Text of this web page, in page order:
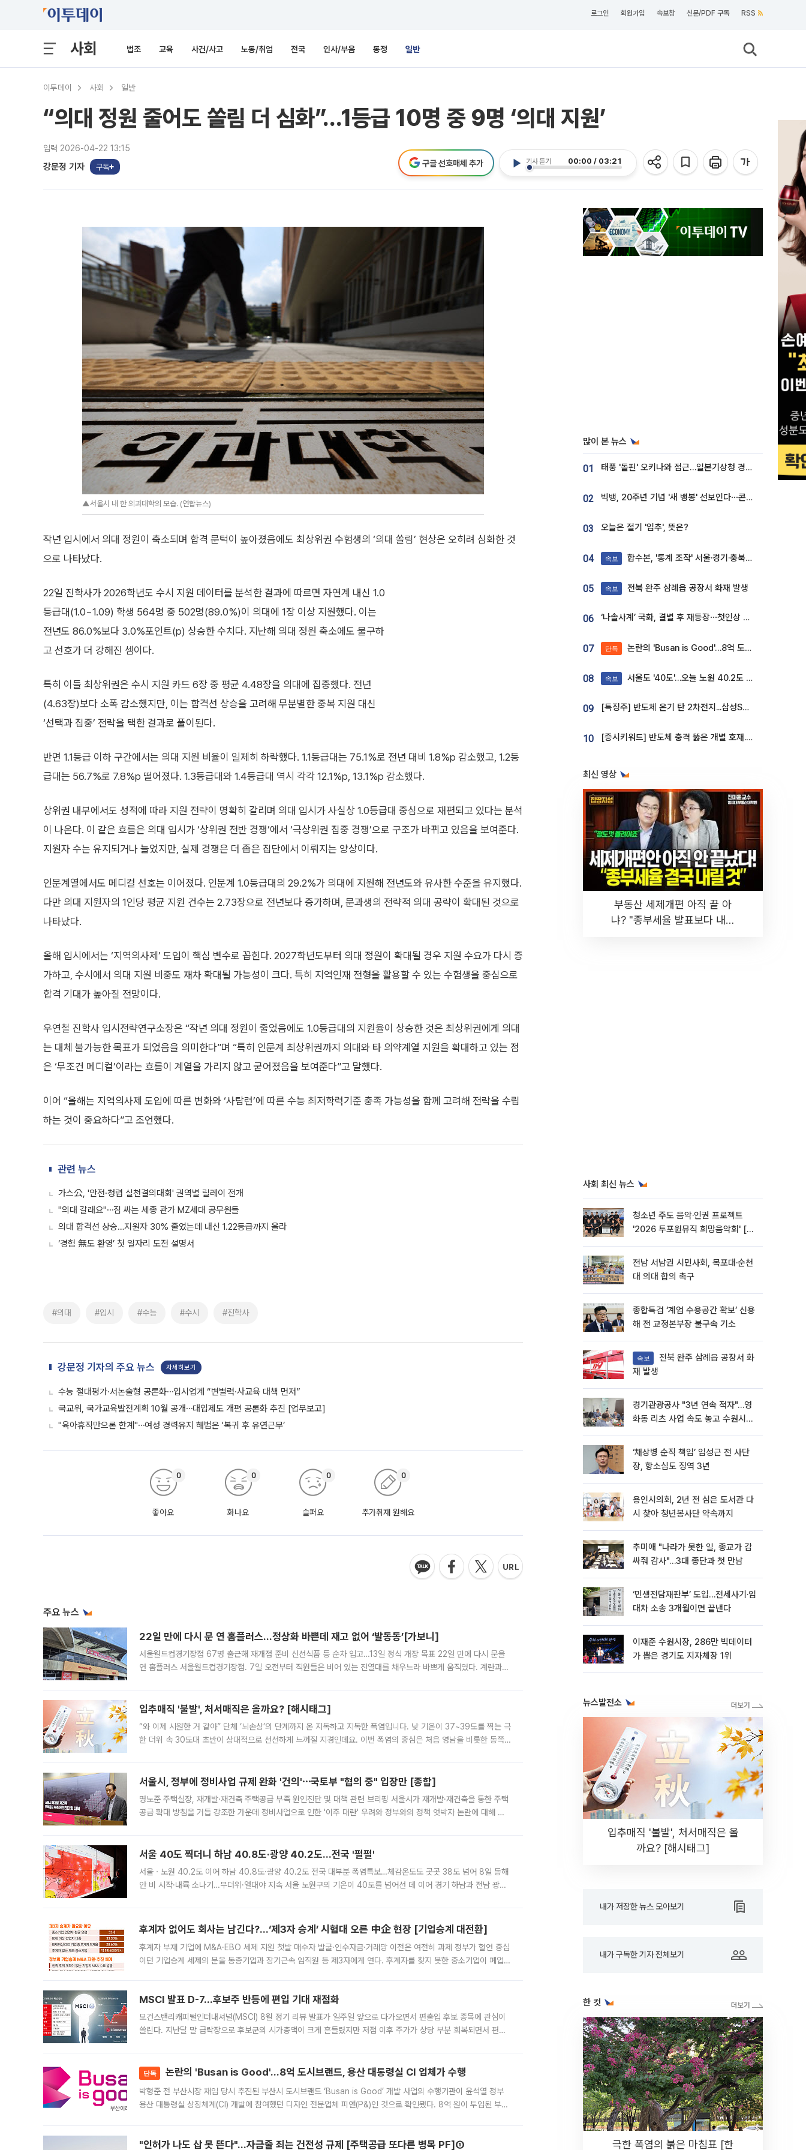
로그인 회원가입 속보창 신문/PDF 구독 RSS
사회 법조 교육 사건/사고 노동/취업 전국 인사/부음 동정 일반
이투데이 사회 일반
“의대 정원 줄어도 쏠림 더 심화”…1등급 10명 중 9명 ‘의대 지원’
입력 2026-04-22 13:15
강문정 기자 구독
기사 듣기 00:00 / 03:21
구글 선호매체 추가
▲서울시 내 한 의과대학의 모습. (연합뉴스)
작년 입시에서 의대 정원이 축소되며 합격 문턱이 높아졌음에도 최상위권 수험생의 ‘의대 쏠림’ 현상은 오히려 심화한 것
으로 나타났다.
22일 진학사가 2026학년도 수시 지원 데이터를 분석한 결과에 따르면 자연계 내신 1.0
등급대(1.0~1.09) 학생 564명 중 502명(89.0%)이 의대에 1장 이상 지원했다. 이는
전년도 86.0%보다 3.0%포인트(p) 상승한 수치다. 지난해 의대 정원 축소에도 불구하
고 선호가 더 강해진 셈이다.
특히 이들 최상위권은 수시 지원 카드 6장 중 평균 4.48장을 의대에 집중했다. 전년
(4.63장)보다 소폭 감소했지만, 이는 합격선 상승을 고려해 무분별한 중복 지원 대신
‘선택과 집중’ 전략을 택한 결과로 풀이된다.
반면 1.1등급 이하 구간에서는 의대 지원 비율이 일제히 하락했다. 1.1등급대는 75.1%로 전년 대비 1.8%p 감소했고, 1.2등
급대는 56.7%로 7.8%p 떨어졌다. 1.3등급대와 1.4등급대 역시 각각 12.1%p, 13.1%p 감소했다.
상위권 내부에서도 성적에 따라 지원 전략이 명확히 갈리며 의대 입시가 사실상 1.0등급대 중심으로 재편되고 있다는 분석
이 나온다. 이 같은 흐름은 의대 입시가 ‘상위권 전반 경쟁’에서 ‘극상위권 집중 경쟁’으로 구조가 바뀌고 있음을 보여준다.
지원자 수는 유지되거나 늘었지만, 실제 경쟁은 더 좁은 집단에서 이뤄지는 양상이다.
인문계열에서도 메디컬 선호는 이어졌다. 인문계 1.0등급대의 29.2%가 의대에 지원해 전년도와 유사한 수준을 유지했다.
다만 의대 지원자의 1인당 평균 지원 건수는 2.73장으로 전년보다 증가하며, 문과생의 전략적 의대 공략이 확대된 것으로
나타났다.
올해 입시에서는 ‘지역의사제’ 도입이 핵심 변수로 꼽힌다. 2027학년도부터 의대 정원이 확대될 경우 지원 수요가 다시 증
가하고, 수시에서 의대 지원 비중도 재차 확대될 가능성이 크다. 특히 지역인재 전형을 활용할 수 있는 수험생을 중심으로
합격 기대가 높아질 전망이다.
우연철 진학사 입시전략연구소장은 “작년 의대 정원이 줄었음에도 1.0등급대의 지원율이 상승한 것은 최상위권에게 의대
는 대체 불가능한 목표가 되었음을 의미한다”며 “특히 인문계 최상위권까지 의대와 타 의약계열 지원을 확대하고 있는 점
은 ‘무조건 메디컬’이라는 흐름이 계열을 가리지 않고 굳어졌음을 보여준다”고 말했다.
이어 “올해는 지역의사제 도입에 따른 변화와 ‘사탐런’에 따른 수능 최저학력기준 충족 가능성을 함께 고려해 전략을 수립
하는 것이 중요하다”고 조언했다.
관련 뉴스
가스公, '안전·청렴 실천결의대회' 권역별 릴레이 전개
"의대 갈래요"⋯짐 싸는 세종 관가 MZ세대 공무원들
의대 합격선 상승…지원자 30% 줄었는데 내신 1.22등급까지 올라
‘경험 無도 환영’ 첫 일자리 도전 설명서
#의대 #입시 #수능 #수시 #진학사
강문정 기자의 주요 뉴스 자세히보기
수능 절대평가·서논술형 공론화⋯입시업계 “변별력·사교육 대책 먼저”
국교위, 국가교육발전계획 10월 공개⋯대입제도 개편 공론화 추진 [업무보고]
"육아휴직만으론 한계"⋯여성 경력유지 해법은 '복귀 후 유연근무’
좋아요
0
화나요
0
슬퍼요
0
추가취재 원해요
0
주요 뉴스
22일 만에 다시 문 연 홈플러스…정상화 바쁜데 재고 없어 ‘발동동’[가보니]
서울월드컵경기장점 67명 출근해 재개점 준비 신선식품 등 순차 입고…13일 정식 개장 목표 22일 만에 다시 문을
연 홈플러스 서울월드컵경기장점. 7일 오전부터 직원들은 비어 있는 진열대를 채우느라 바쁘게 움직였다. 계란과
입추매직 '불발', 처서매직은 올까요? [해시태그]
“와 이제 시원한 거 같아” 단체 ‘뇌손상’의 단계까지 온 지독하고 지독한 폭염입니다. 낮 기온이 37~39도를 찍는 극
한 더위 속 30도대 초반이 상대적으로 선선하게 느껴질 지경인데요. 이번 폭염의 중심은 처음 영남을 비롯한 동쪽
서울시, 정부에 정비사업 규제 완화 '건의'⋯국토부 "협의 중" 입장만 [종합]
명노준 주택실장, 재개발·재건축 주택공급 부족 원인진단 및 대책 관련 브리핑 서울시가 재개발·재건축을 통한 주택
공급 확대 방침을 거듭 강조한 가운데 정비사업으로 인한 '이주 대란' 우려와 정부와의 정책 엇박자 논란에 대해 정
서울 40도 찍더니 하남 40.8도·광양 40.2도…전국 '펄펄'
서울ㆍ노원 40.2도 이어 하남 40.8도·광양 40.2도 전국 대부분 폭염특보…체감온도도 곳곳 38도 넘어 8일 동해
안 비 시작·내륙 소나기…무더위·열대야 지속 서울 노원구의 기온이 40도를 넘어선 데 이어 경기 하남과 전남 광양
후계자 없어도 회사는 남긴다?…‘제3자 승계’ 시험대 오른 中企 현장 [기업승계 대전환]
후계자 부재 기업에 M&A·EBO 세제 지원 첫발 매수자 발굴·인수자금·거래망 이전은 여전히 과제 정부가 혈연 중심
이던 기업승계 세제의 문을 동종기업과 장기근속 임직원 등 제3자에게 연다. 후계자를 찾지 못한 중소기업이 폐업
MSCI 발표 D-7…후보주 반등에 편입 기대 재점화
모건스탠리캐피털인터내셔널(MSCI) 8월 정기 리뷰 발표가 일주일 앞으로 다가오면서 편출입 후보 종목에 관심이
쏠린다. 지난달 말 급락장으로 후보군의 시가총액이 크게 흔들렸지만 저점 이후 주가가 상당 부분 회복되면서 편입
단독 논란의 'Busan is Good'…8억 도시브랜드, 용산 대통령실 CI 업체가 수행
박형준 전 부산시장 재임 당시 추진된 부산시 도시브랜드 ‘Busan is Good’ 개발 사업의 수행기관이 윤석열 정부
용산 대통령실 상징체계(CI) 개발에 참여했던 디자인 전문업체 피앤(P&)인 것으로 확인됐다. 8억 원이 투입된 부산
"인허가 나도 삽 못 뜬다"…자금줄 죄는 건전성 규제 [주택공급 또다른 병목 PF]①
많이 본 뉴스
01 태풍 '돌핀' 오키나와 접근…일본기상청 경로 업데이트
02 빅뱅, 20주년 기념 '새 뱅봉' 선보인다⋯콘서트 앞두고 팝업 개최
03 오늘은 절기 '입추', 뜻은?
04 속보 합수본, '통계 조작' 서울·경기·충북 선관위 등 추가 압수수색
05 속보 전북 완주 삼례읍 공장서 화재 발생
06 ‘나솔사계’ 국화, 결별 후 재등장⋯첫인상 투표 휩쓸고 ‘인기녀’ 등극
07 단독 논란의 'Busan is Good'…8억 도시브랜드, 용산 대통령실 CI 업체가 수행
08 속보 서울도 '40도'…오늘 노원 40.2도 기록
09 [특징주] 반도체 온기 탄 2차전지...삼성SDI, 장 초반 7% 넘게 껑충
10 [증시키워드] 반도체 충격 뚫은 개별 호재...포스코퓨처엠·에코프로·한화솔루션 '눈길'
최신 영상
부동산 세제개편 아직 끝 아
냐? "종부세율 발표보다 내릴
사회 최신 뉴스
청소년 주도 음악·인권 프로젝트
'2026 투포원뮤직 희망음악회' [포
전남 서남권 시민사회, 목포대·순천
대 의대 합의 촉구
종합특검 ‘계엄 수용공간 확보’ 신용
해 전 교정본부장 불구속 기소
속보
재 발생
경기관광공사 "3년 연속 적자"…영
화동 리츠 사업 속도 놓고 수원시와
‘채상병 순직 책임’ 임성근 전 사단
장, 항소심도 징역 3년
용인시의회, 2년 전 심은 도서관 다
시 찾아 청년봉사단 약속까지
추미애 "나라가 못한 일, 종교가 감
싸줘 감사"…3대 종단과 첫 만남
‘민생전담재판부’ 도입…전세사기·임
대차 소송 3개월이면 끝낸다
이재준 수원시장, 286만 빅데이터
가 뽑은 경기도 지자체장 1위
뉴스발전소
입추매직 '불발', 처서매직은 올
까요? [해시태그]
내가 저장한 뉴스 모아보기
내가 구독한 기자 전체보기
한 컷
극한 폭염의 붉은 마침표 [한